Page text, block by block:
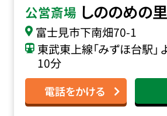
公営斎場 しののめの里
富士見市下南畑70-1
東武東上線「みずほ台駅」
10分
電話をかける